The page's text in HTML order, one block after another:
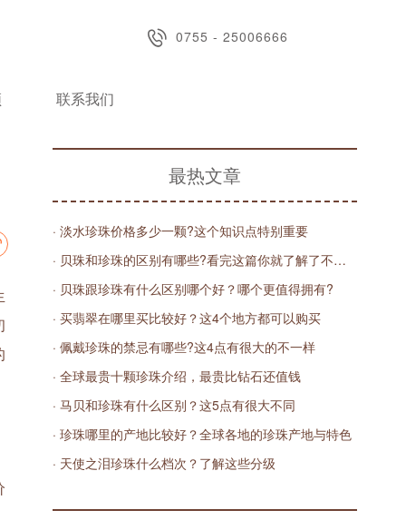
0755 - 25006666
联系我们
最热文章
· 淡水珍珠价格多少一颗?这个知识点特别重要
· 贝珠和珍珠的区别有哪些?看完这篇你就了解了不同区别
· 贝珠跟珍珠有什么区别哪个好？哪个更值得拥有?
· 买翡翠在哪里买比较好？这4个地方都可以购买
· 佩戴珍珠的禁忌有哪些?这4点有很大的不一样
· 全球最贵十颗珍珠介绍，最贵比钻石还值钱
· 马贝和珍珠有什么区别？这5点有很大不同
· 珍珠哪里的产地比较好？全球各地的珍珠产地与特色
· 天使之泪珍珠什么档次？了解这些分级